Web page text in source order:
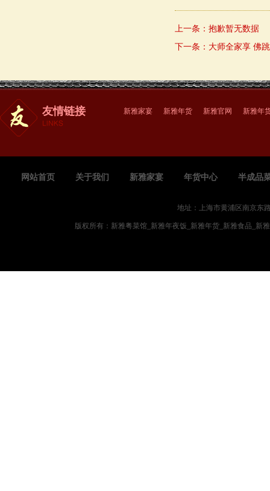
上一条： 抱歉暂无数据
下一条： 大师全家享 佛
友情链接 新雅家宴 新雅年货 新雅官网 新雅年
网站首页 关于我们 新雅家宴 年货中心 半成品
地址：上海市黄浦区南京
版权所有：新雅粤菜馆_新雅年夜饭_新雅年货_新雅食品_